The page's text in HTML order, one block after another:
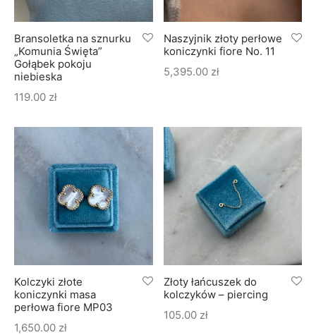
Bransoletka na sznurku
„Komunia Święta”
Gołąbek pokoju
niebieska
119.00 zł
Naszyjnik złoty perłowe
koniczynki fiore No. 11
5,395.00 zł
Kolczyki złote
koniczynki masa
perłowa fiore MP03
1,650.00 zł
Złoty łańcuszek do
kolczyków – piercing
105.00 zł